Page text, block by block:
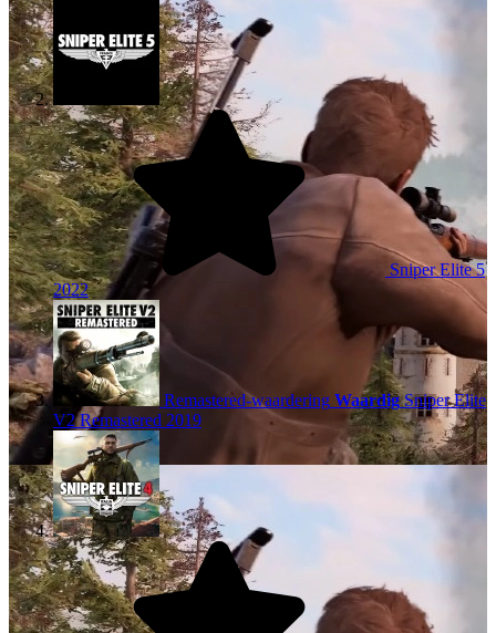
Sniper Elite 5
2022
Remastered-waardering Waardig Sniper Elite
V2 Remastered 2019